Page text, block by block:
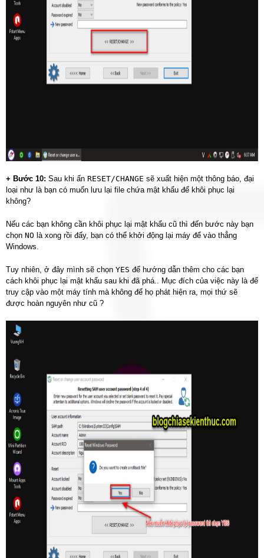
+ Bước 10: Sau khi ấn RESET/CHANGE sẽ xuất hiện một thông báo, đại
loại như là bạn có muốn lưu lại file chứa mật khẩu để khôi phục lại
không?
Nếu các bạn không cần khôi phục lại mật khẩu cũ thì đến bước này bạn
chọn NO là xong rồi đấy, bạn có thể khởi động lại máy để vào thẳng
Windows.
Tuy nhiên, ở đây mình sẽ chọn YES để hướng dẫn thêm cho các bạn
cách khôi phục lại mật khẩu sau khi đã phá.. Mục đích của việc này là để
truy cập vào một máy tính mà không để họ phát hiện ra, mọi thứ sẽ
được hoàn nguyên như cũ ?